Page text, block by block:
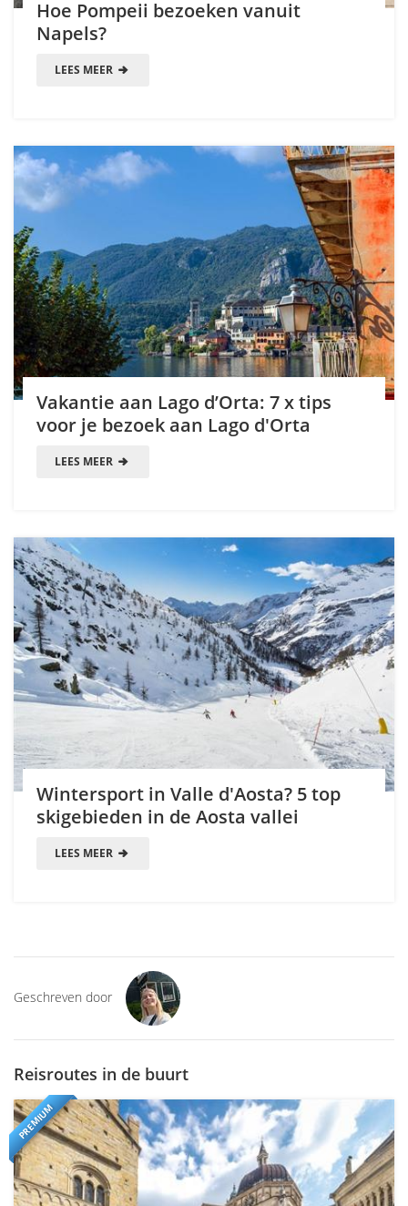
Hoe Pompeii bezoeken vanuit
Napels?
LEES MEER
Vakantie aan Lago d’Orta: 7 x tips
voor je bezoek aan Lago d'Orta
LEES MEER
Wintersport in Valle d'Aosta? 5 top
skigebieden in de Aosta vallei
LEES MEER
Geschreven door
Reisroutes in de buurt
PREMIUM